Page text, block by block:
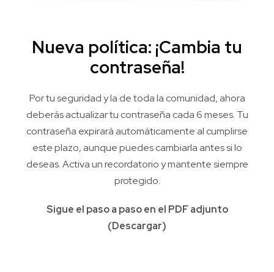
Nueva política: ¡Cambia tu
contraseña!
Por tu seguridad y la de toda la comunidad, ahora
deberás actualizar tu contraseña cada 6 meses. Tu
contraseña expirará automáticamente al cumplirse
este plazo, aunque puedes cambiarla antes si lo
deseas. Activa un recordatorio y mantente siempre
protegido.
Sigue el paso a paso en el PDF adjunto
(Descargar)